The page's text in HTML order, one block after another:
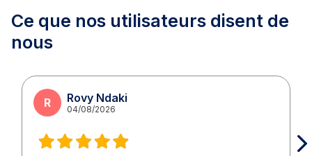
Ce que nos utilisateurs disent de
nous
R Rovy Ndaki
04/08/2026